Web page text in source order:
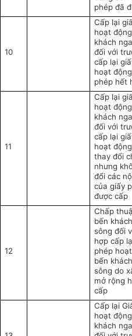
phép đã
10
Cấp lại
hoạt
khách
đối với
cấp lại
hoạt
phép hết
11
Cấp lại
hoạt
khách
đối với
cấp lại
hoạt
thay đổi
nhưng
đổi các
của giấy
được cấp
12
Chấp
bến
sông đối
hợp cấp
phép
bến
sông do
mở rộng
cấp
Cấp lại
hoạt
khách